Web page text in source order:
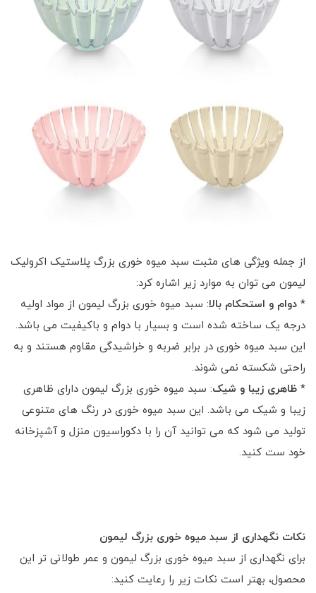
از جمله ویژگی های مثبت سبد میوه خوری بزرگ پلاستیک اکرولیک
لیمون می توان به موارد زیر اشاره کرد:
* دوام و استحکام بالا: سبد میوه خوری بزرگ لیمون از مواد اولیه
درجه یک ساخته شده است و بسیار با دوام و باکیفیت می باشد.
این سبد میوه خوری در برابر ضربه و خراشیدگی مقاوم هستند و به
راحتی شکسته نمی شوند.
* ظاهری زیبا و شیک: سبد میوه خوری بزرگ لیمون دارای ظاهری
زیبا و شیک می باشد. این سبد میوه خوری در رنگ های متنوعی
تولید می شود که می توانید آن را با دکوراسیون منزل و آشپزخانه
خود ست کنید.
نکات نگهداری از سبد میوه خوری بزرگ لیمون
برای نگهداری از سبد میوه خوری بزرگ لیمون و عمر طولانی تر این
محصول، بهتر است نکات زیر را رعایت کنید: